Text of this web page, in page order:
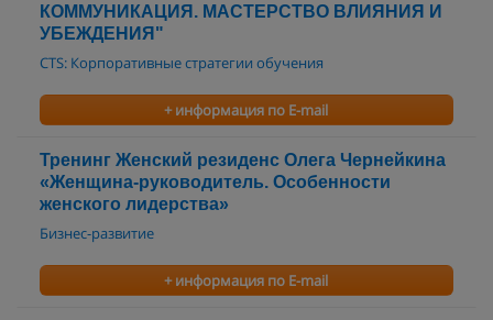
КОММУНИКАЦИЯ. МАСТЕРСТВО ВЛИЯНИЯ И
УБЕЖДЕНИЯ"
CTS: Корпоративные стратегии обучения
+ информация по E-mail
Тренинг Женский резиденс Олега Чернейкина
«Женщина-руководитель. Особенности
женского лидерства»
Бизнес-развитие
+ информация по E-mail